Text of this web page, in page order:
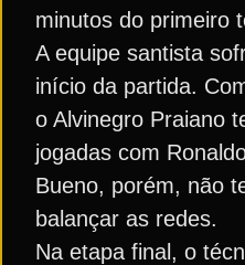
minutos do primeiro
A equipe santista
início da partida.
o Alvinegro Praiano
jogadas com
Bueno, porém, não
balançar as redes.
Na etapa final, o